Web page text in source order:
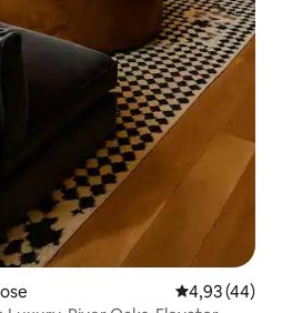
4,93 de uma
4,93 (44)